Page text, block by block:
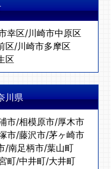
幸区/川崎市中原区
区/川崎市多摩区
区
川県
市/相模原市/厚木市
市/藤沢市/茅ヶ崎市
/南足柄市/葉山町
町/中井町/大井町